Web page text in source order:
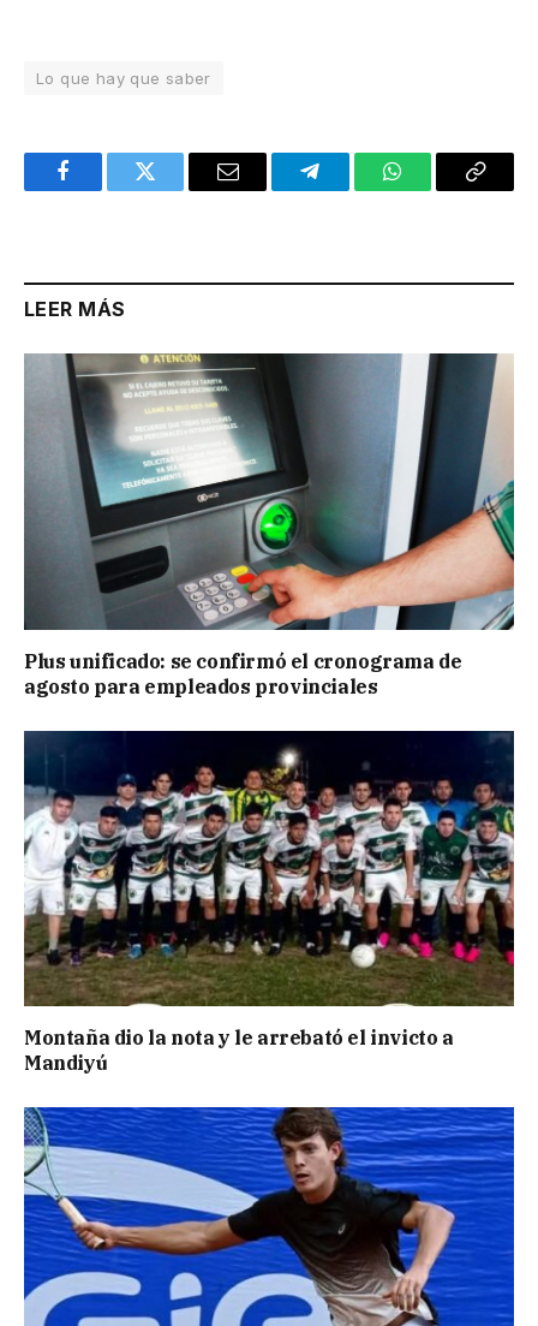
Lo que hay que saber
FacebookTwitter Email TelegramWhatsAppCopy
LEER MÁS
Plus unificado: se confirmó el cronograma de
agosto para empleados provinciales
Montaña dio la nota y le arrebató el invicto a
Mandiyú